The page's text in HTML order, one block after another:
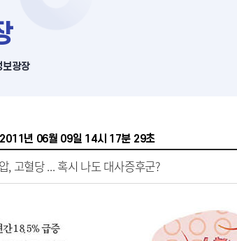
보광장
2011년 06월 09일 14시 17분 29초
, 고혈당 ... 혹시 나도 대사증후군?